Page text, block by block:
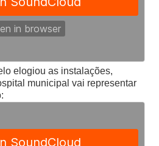
elogiou as instalações,
municipal vai representar